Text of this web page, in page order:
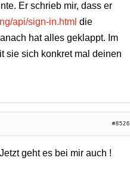
Er schrieb mir, dass er
api/sign-in.html die
hat alles geklappt. Im
sie sich konkret mal deinen
#8526
geht es bei mir auch !